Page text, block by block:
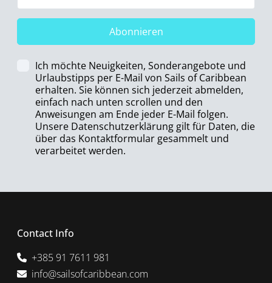
Abonnieren
Ich möchte Neuigkeiten, Sonderangebote und
Urlaubstipps per E-Mail von Sails of Caribbean
erhalten. Sie können sich jederzeit abmelden,
einfach nach unten scrollen und den
Anweisungen am Ende jeder E-Mail folgen.
Unsere Datenschutzerklärung gilt für Daten, die
über das Kontaktformular gesammelt und
verarbeitet werden.
Contact Info
+385 91 7611 981
info@sailsofcaribbean.com